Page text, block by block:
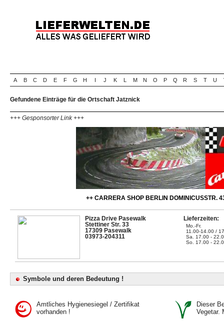
A B C D E F G H I J K L M N O P Q R S T U
Gefundene Einträge für die Ortschaft Jatznick
+++ Gesponsorter Link +++
++ CARRERA SHOP BERLIN DOMINICUSSTR.
Pizza Drive Pasewalk
Stettiner Str. 33
17309 Pasewalk
03973-204311
Lieferzeiten:
Mo.-Fr.
11.00-14.00 /
Sa. 17.00 -
So. 17.00 -
Symbole und deren Bedeutung !
Amtliches Hygienesiegel / Zertifikat
vorhanden !
Dieser
Vegetar.